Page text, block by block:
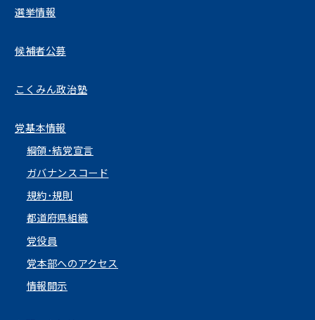
選挙情報
候補者公募
こくみん政治塾
党基本情報
綱領･結党宣言
ガバナンスコード
規約･規則
都道府県組織
党役員
党本部へのアクセス
情報開示